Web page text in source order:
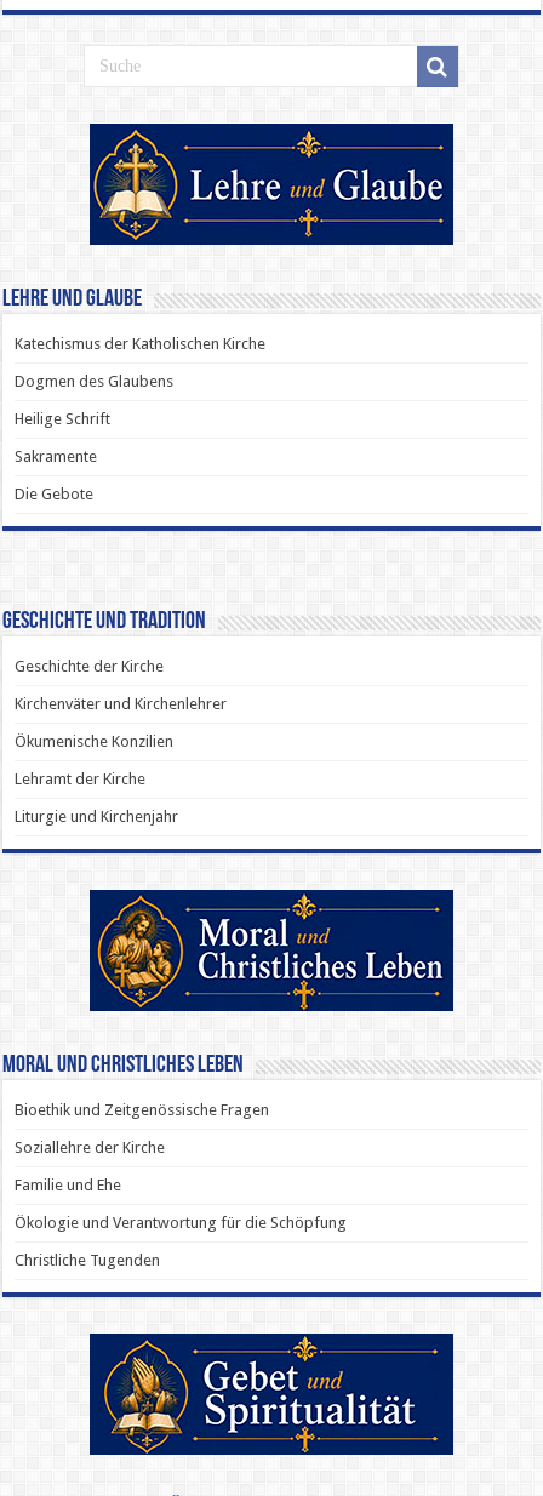
Lehre und Glaube
Katechismus der Katholischen Kirche
Dogmen des Glaubens
Heilige Schrift
Sakramente
Die Gebote
Geschichte und Tradition
Geschichte der Kirche
Kirchenväter und Kirchenlehrer
Ökumenische Konzilien
Lehramt der Kirche
Liturgie und Kirchenjahr
Moral und Christliches Leben
Bioethik und Zeitgenössische Fragen
Soziallehre der Kirche
Familie und Ehe
Ökologie und Verantwortung für die Schöpfung
Christliche Tugenden